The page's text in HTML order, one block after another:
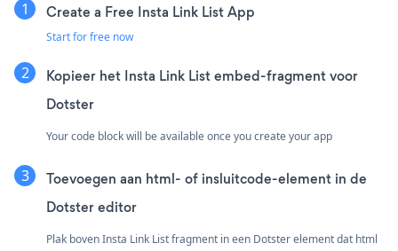
Create a Free Insta Link List App
Start for free now
Kopieer het Insta Link List embed-fragment voor
Dotster
Your code block will be available once you create your app
Toevoegen aan html- of insluitcode-element in de
Dotster editor
Plak boven Insta Link List fragment in een Dotster element dat html